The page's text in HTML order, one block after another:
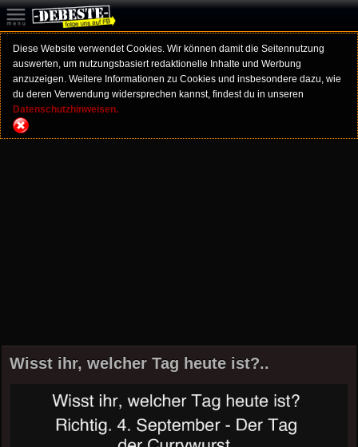
Diese Website verwendet Cookies. Wir können damit die Seitennutzung
auswerten, um nutzungsbasiert redaktionelle Inhalte und Werbung
anzuzeigen. Weitere Informationen zu Cookies und insbesondere dazu, wie
du deren Verwendung widersprechen kannst, findest du in unseren
Datenschutzhinweisen.
Wisst ihr, welcher Tag heute ist?..